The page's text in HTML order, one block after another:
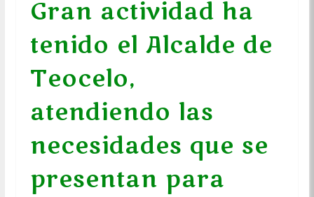
Gran actividad ha
tenido el Alcalde de
Teocelo,
atendiendo las
necesidades que se
presentan para